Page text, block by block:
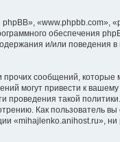
«www.phpbb.com»,
обеспечения
и/или поведения
сообщений, которые
могут привести к
такой
Как пользователь вы
«mihajlenko.anihost.ru»,